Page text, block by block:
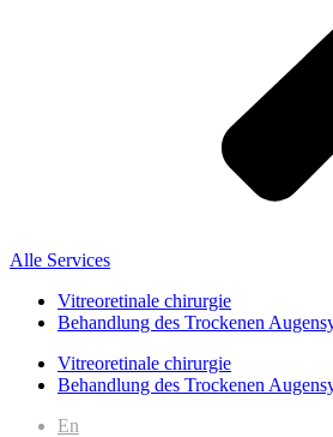
Alle Services
Vitreoretinale chirurgie
Behandlung des Trockenen
Vitreoretinale chirurgie
Behandlung des Trockenen
En